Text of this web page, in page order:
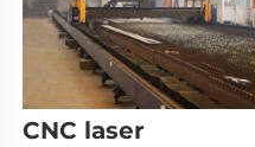
CNC laser